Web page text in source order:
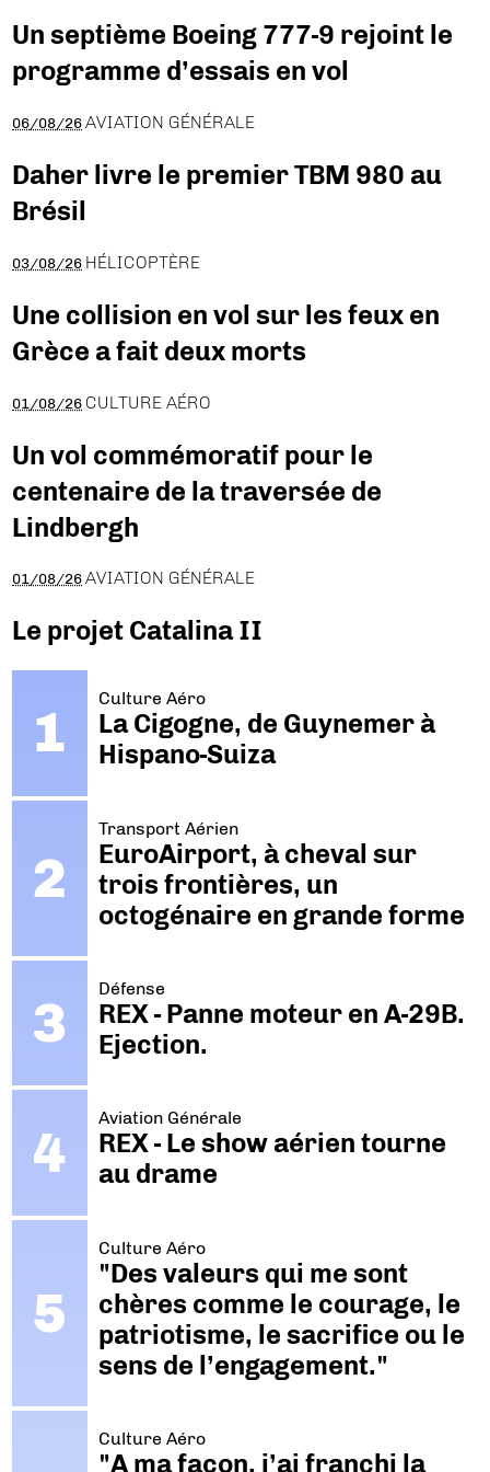
Un septième Boeing 777-9 rejoint le
programme d’essais en vol
06/08/26 AVIATION GÉNÉRALE
Daher livre le premier TBM 980 au
Brésil
03/08/26 HÉLICOPTÈRE
Une collision en vol sur les feux en
Grèce a fait deux morts
01/08/26 CULTURE AÉRO
Un vol commémoratif pour le
centenaire de la traversée de
Lindbergh
01/08/26 AVIATION GÉNÉRALE
Le projet Catalina II
Culture Aéro
La Cigogne, de Guynemer à
Hispano-Suiza
Transport Aérien
EuroAirport, à cheval sur
trois frontières, un
octogénaire en grande forme
Défense
REX - Panne moteur en A-29B.
Ejection.
Aviation Générale
REX - Le show aérien tourne
au drame
Culture Aéro
"Des valeurs qui me sont
chères comme le courage, le
patriotisme, le sacrifice ou le
sens de l’engagement."
Culture Aéro
"A ma façon, j’ai franchi la